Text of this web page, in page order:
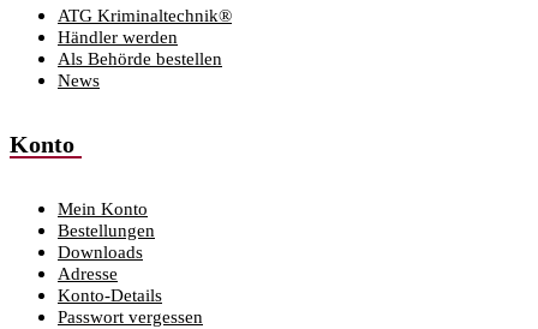
ATG Kriminaltechnik®
Händler werden
Als Behörde bestellen
News
Konto
Mein Konto
Bestellungen
Downloads
Adresse
Konto-Details
Passwort vergessen